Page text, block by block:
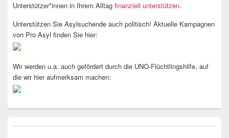
Unterstützer*innen in Ihrem Alltag finanziell unterstützen.
Unterstützen Sie Asylsuchende auch politisch! Aktuelle Kampagnen
von Pro Asyl finden Sie hier:
Wir werden u.a. auch gefördert durch die UNO-Flüchtlingshilfe, auf
die wir hier aufmerksam machen: